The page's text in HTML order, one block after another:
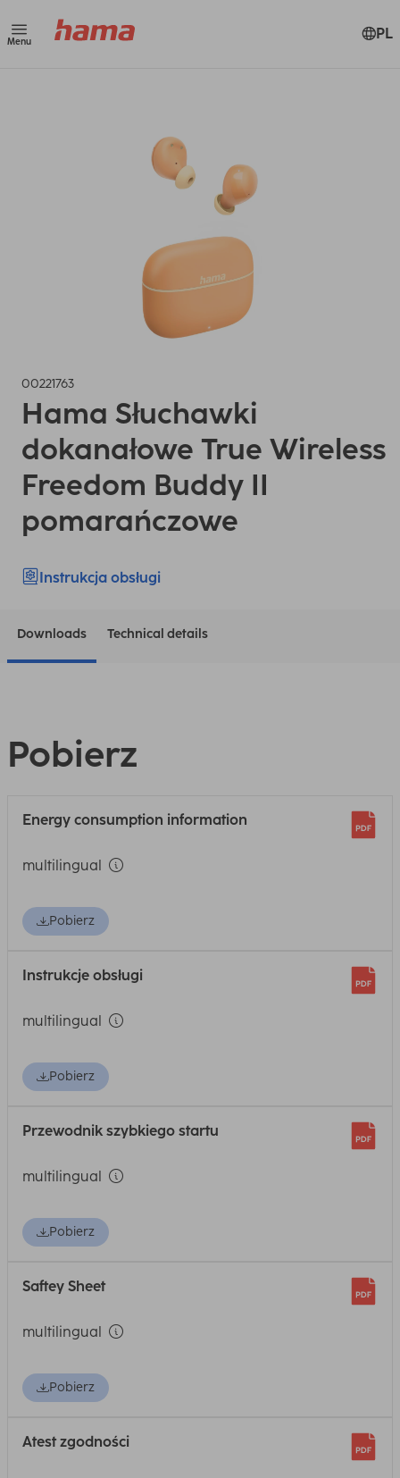
Menu PL
00221763
Hama Słuchawki
dokanałowe True Wireless
Freedom Buddy II
pomarańczowe
Instrukcja obsługi
Downloads Technical details
Pobierz
Energy consumption information
multilingual
Pobierz
Instrukcje obsługi
multilingual
Pobierz
Przewodnik szybkiego startu
multilingual
Pobierz
Saftey Sheet
multilingual
Pobierz
Atest zgodności